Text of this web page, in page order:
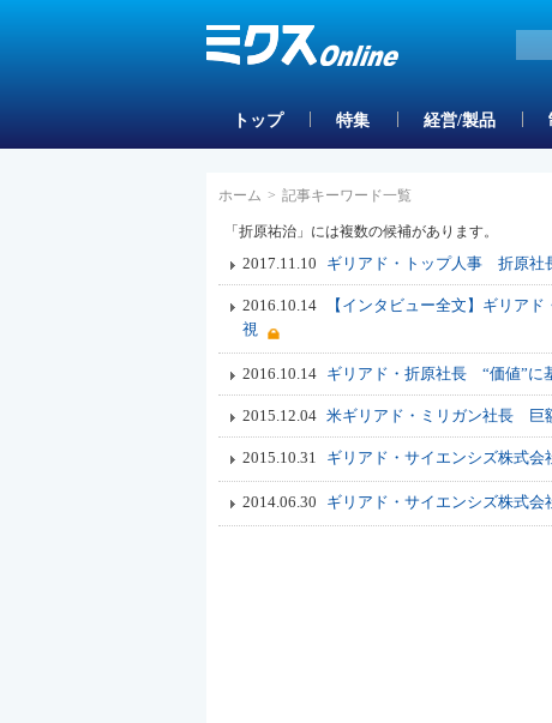
トップ 特集 経営/製品
ホーム > 記事キーワード一覧
「折原祐治」には複数の候補があります。
2017.11.10 ギリアド・トップ人事 折原社
2016.10.14
【インタビュー全文】ギリア
視
2016.10.14 ギリアド・折原社長 “価値”に
2015.12.04 米ギリアド・ミリガン社長 巨
2015.10.31 ギリアド・サイエンシズ株式会
2014.06.30 ギリアド・サイエンシズ株式会